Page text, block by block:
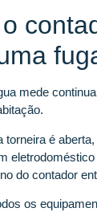
mede
torneira é
do contador
os